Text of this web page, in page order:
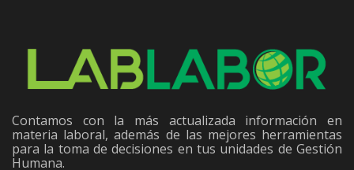
Contamos con la más actualizada información en
materia laboral, además de las mejores herramientas
para la toma de decisiones en tus unidades de Gestión
Humana.